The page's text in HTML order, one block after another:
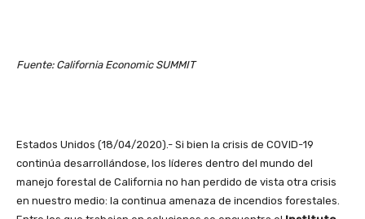
Fuente: California Economic SUMMIT
Estados Unidos (18/04/2020).- Si bien la crisis de COVID-19
continúa desarrollándose, los líderes dentro del mundo del
manejo forestal de California no han perdido de vista otra crisis
en nuestro medio: la continua amenaza de incendios forestales.